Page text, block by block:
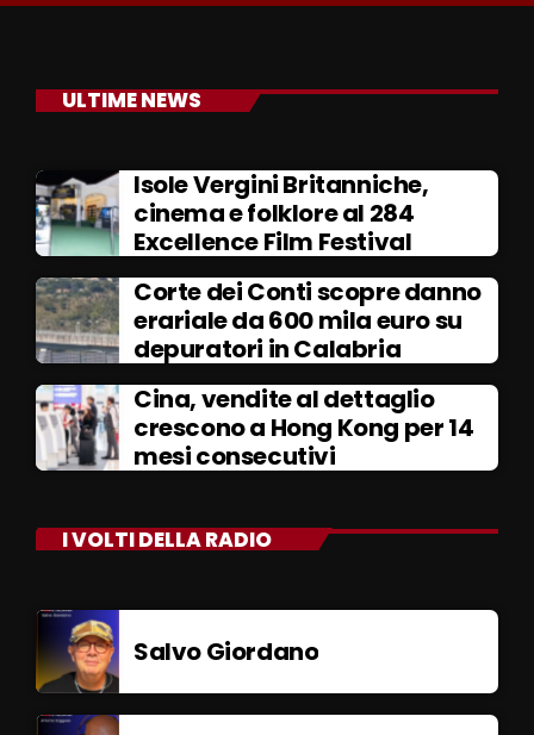
ULTIME NEWS
Isole Vergini Britanniche,
cinema e folklore al 284
Excellence Film Festival
Corte dei Conti scopre danno
erariale da 600 mila euro su
depuratori in Calabria
Cina, vendite al dettaglio
crescono a Hong Kong per 14
mesi consecutivi
I VOLTI DELLA RADIO
Salvo Giordano